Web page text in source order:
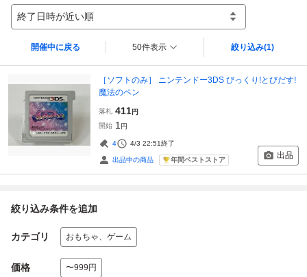
終了日時が近い順
開催中に戻る 50件表示 絞り込み(1)
［ソフトのみ］ ニンテンドー3DS びっくり!とびだす!
魔法のペン
落札 411円
開始 1 円
4 4/3 22:51終了
出品中の商品 年間ベストストア 出品
絞り込み条件を追加
カテゴリ おもちゃ、ゲーム
価格 〜999円